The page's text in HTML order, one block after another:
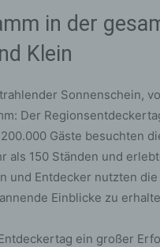
in der
Klein
Sonnenschein,
Der
Gäste besuchten
als 150 Ständen und
und Entdecker nutzten
Einblicke zu
ein großer